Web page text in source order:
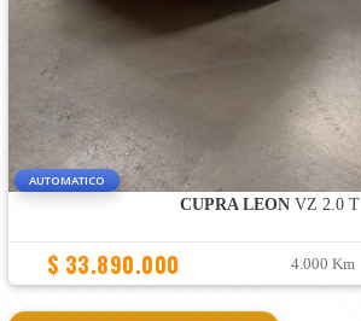
AUTOMATICO
CUPRA LEON VZ 2.0 T
$ 33.890.000 4.000 Km